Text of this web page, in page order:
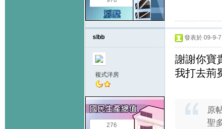
slbb
複式洋房
276
發表於 09-9-
謝謝你寶
我打去荊
原
聖